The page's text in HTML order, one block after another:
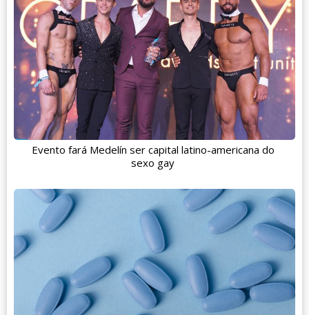
Evento fará Medelín ser capital latino-americana do
sexo gay